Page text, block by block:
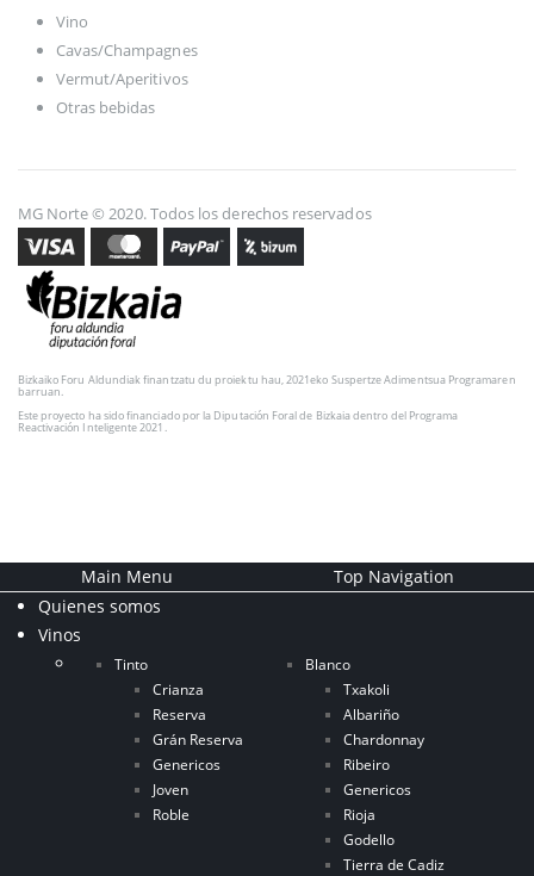
Vino
Cavas/Champagnes
Vermut/Aperitivos
Otras bebidas
MG Norte © 2020. Todos los derechos reservados
Bizkaiko Foru Aldundiak finantzatu du proiektu hau, 2021eko Suspertze Adimentsua Programaren
barruan.
Este proyecto ha sido financiado por la Diputación Foral de Bizkaia dentro del Programa
Reactivación Inteligente 2021.
Main Menu
Top Navigation
Quienes somos
Vinos
Tinto
Crianza
Reserva
Grán Reserva
Genericos
Joven
Roble
Blanco
Txakoli
Albariño
Chardonnay
Ribeiro
Genericos
Rioja
Godello
Tierra de Cadiz